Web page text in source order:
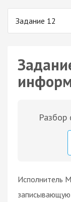
Задание 12
Разбор
Исполнитель
записывающую